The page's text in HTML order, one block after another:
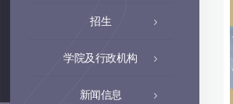
招生
学院及行政机构
新闻信息